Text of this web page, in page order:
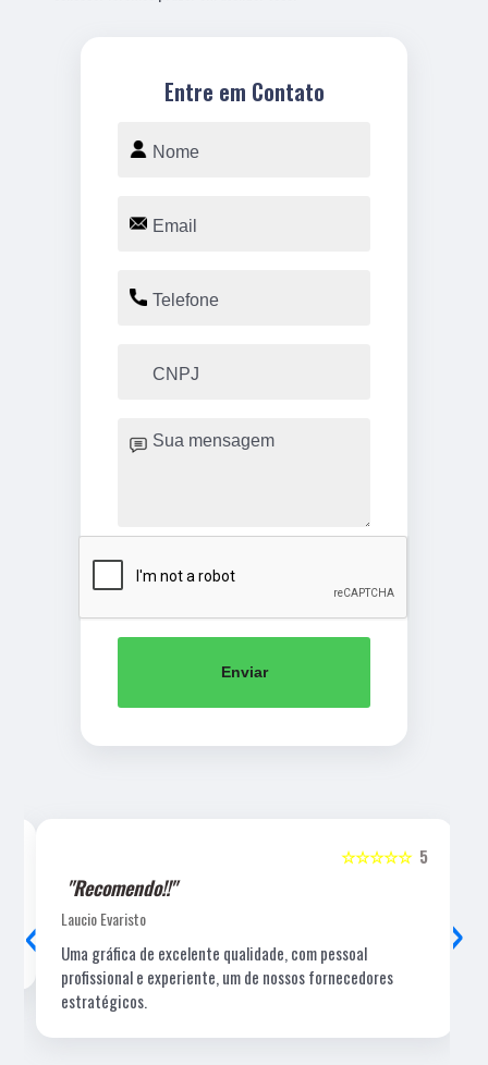
Entre em Contato
Enviar
5
☆☆☆☆☆
"Recomendo!!"
Laucio Evaristo
Uma gráfica de excelente qualidade, com pessoal
profissional e experiente, um de nossos fornecedores
estratégicos.
‹ ›